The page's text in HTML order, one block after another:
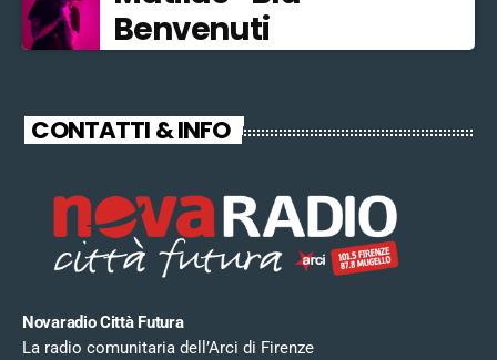
Benvenuti
CONTATTI & INFO
Novaradio Città Futura
La radio comunitaria dell’Arci di Firenze